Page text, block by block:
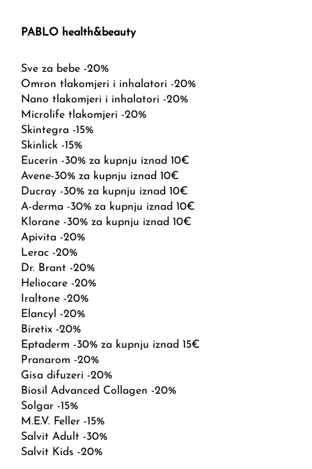
PABLO health&beauty
Sve za bebe -20%
Omron tlakomjeri i inhalatori -20%
Nano tlakomjeri i inhalatori -20%
Microlife tlakomjeri -20%
Skintegra -15%
Skinlick -15%
Eucerin -30% za kupnju iznad 10€
Avene-30% za kupnju iznad 10€
Ducray -30% za kupnju iznad 10€
A-derma -30% za kupnju iznad 10€
Klorane -30% za kupnju iznad 10€
Apivita -20%
Lerac -20%
Dr. Brant -20%
Heliocare -20%
Iraltone -20%
Elancyl -20%
Biretix -20%
Eptaderm -30% za kupnju iznad 15€
Pranarom -20%
Gisa difuzeri -20%
Biosil Advanced Collagen -20%
Solgar -15%
M.E.V. Feller -15%
Salvit Adult -30%
Salvit Kids -20%